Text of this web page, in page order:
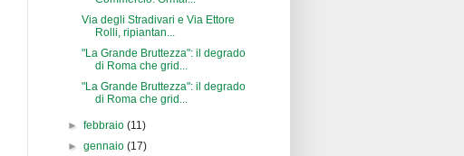
Via degli Stradivari e Via Ettore
Rolli, ripiantan...
"La Grande Bruttezza": il degrado
di Roma che grid...
"La Grande Bruttezza": il degrado
di Roma che grid...
►febbraio(11)
►gennaio(17)